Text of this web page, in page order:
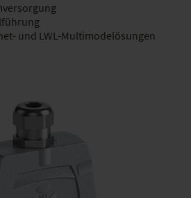
und LWL-Multimodelösungen